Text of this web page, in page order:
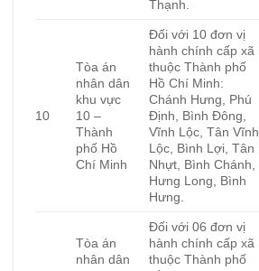
Thạnh.
10
Tòa án
nhân dân
khu vực
10 –
Thành
phố Hồ
Chí Minh
Đối với 10 đơn vị
hành chính cấp xã
thuộc Thành phố
Hồ Chí Minh:
Chánh Hưng, Phú
Định, Bình Đông,
Vĩnh Lộc, Tân Vĩnh
Lộc, Bình Lợi, Tân
Nhựt, Bình Chánh,
Hưng Long, Bình
Hưng.
Tòa án
nhân dân
Đối với 06 đơn vị
hành chính cấp xã
thuộc Thành phố